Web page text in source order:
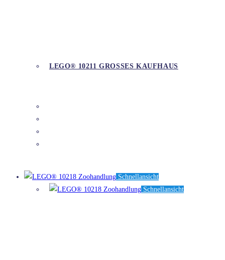
LEGO® 10211 GROSSES KAUFHAUS
Schnellansicht
Schnellansicht